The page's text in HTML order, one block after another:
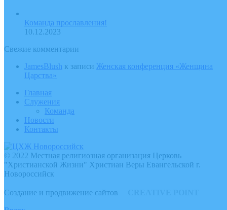
Команда прославления!
10.12.2023
Свежие комментарии
JamesBlush к записи Женская конференция «Женщина
Царства»
Главная
Служения
Команда
Новости
Контакты
© 2022 Местная религиозная организация Церковь
"Христианской Жизни" Христиан Веры Евангельской г.
Новороссийск
Создание и продвижение сайтов